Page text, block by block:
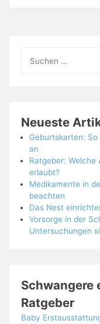
nach:
Neueste
Geburtskarten:
an
Ratgeber: Welche
erlaubt?
Medikamente in
beachten
Das Nest
Vorsorge in der
Untersuchungen
Schwangere
Ratgeber
Baby